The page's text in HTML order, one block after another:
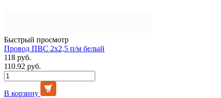
Быстрый просмотр
Провод ПВС 2х2,5 п/м белый
118 руб.
110.92 руб.
В корзину